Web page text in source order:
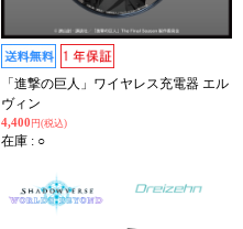
「進撃の巨人」ワイヤレス充電器 エル
ヴィン
4,400 円(税込)
在庫 : ○